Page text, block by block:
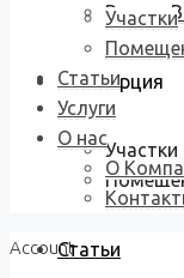
Виллы
Коммерция
Участки
Статьи
Участки
Статьи
Услуги
О нас
О
Account